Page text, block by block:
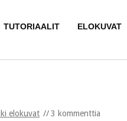
TUTORIAALIT ELOKUVAT
elokuvat 3 kommenttia